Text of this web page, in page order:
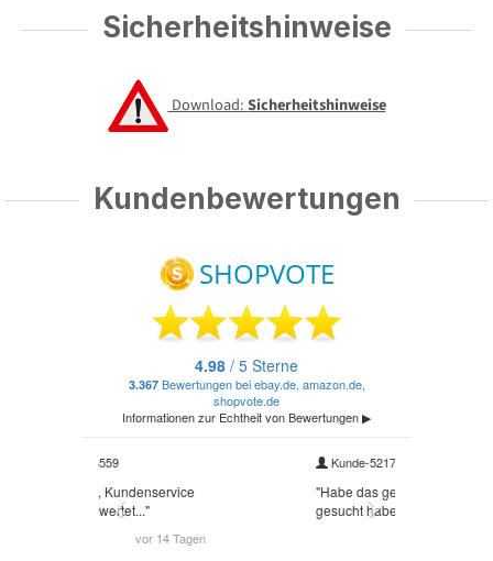
Sicherheitshinweise
Download:Sicherheitshinweise
Kundenbewertungen